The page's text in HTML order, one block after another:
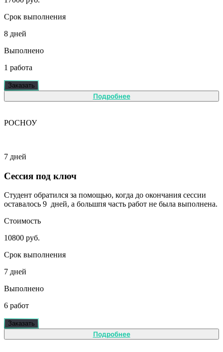
Срок выполнения
8 дней
Выполнено
1 работа
Заказать
Подробнее
РОСНОУ
7 дней
Сессия под ключ
Студент обратился за помощью, когда до окончания сессии
оставалось 9 дней, а большпя часть работ не была выполнена.
Стоимость
10800 руб.
Срок выполнения
7 дней
Выполнено
6 работ
Заказать
Подробнее